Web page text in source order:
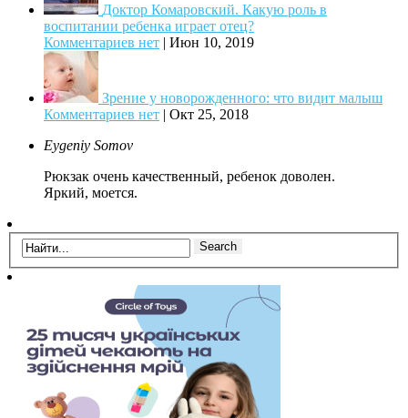
Доктор Комаровский. Какую роль в
воспитании ребенка играет отец?
Комментариев нет | Июн 10, 2019
Зрение у новорожденного: что видит малыш
Комментариев нет | Окт 25, 2018
Eygeniy Somov
Рюкзак очень качественный, ребенок доволен.
Яркий, моется.